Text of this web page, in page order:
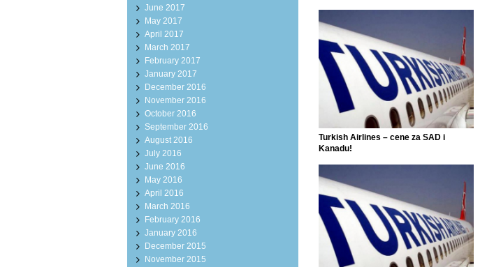
Turkish Airlines – cene za SAD i
Kanadu!
June 2017
May 2017
April 2017
March 2017
February 2017
January 2017
December 2016
November 2016
October 2016
September 2016
August 2016
July 2016
June 2016
May 2016
April 2016
March 2016
February 2016
January 2016
December 2015
November 2015